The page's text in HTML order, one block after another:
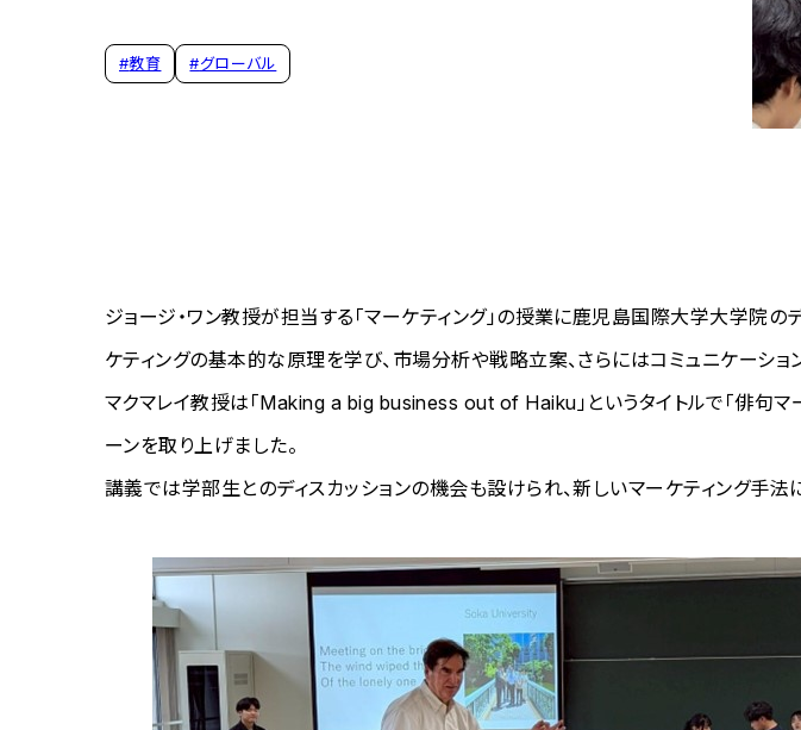
#教育 #グローバル
ジョージ・ワン教授が担当する「マーケティング」の授業に鹿児島国際大学大学院の
ケティングの基本的な原理を学び、市場分析や戦略立案、さらにはコミュニケーシ
マクマレイ教授は「Making a big business out of Haiku」というタイトルで「俳句
ーンを取り上げました。
講義では学部生とのディスカッションの機会も設けられ、新しいマーケティング手法